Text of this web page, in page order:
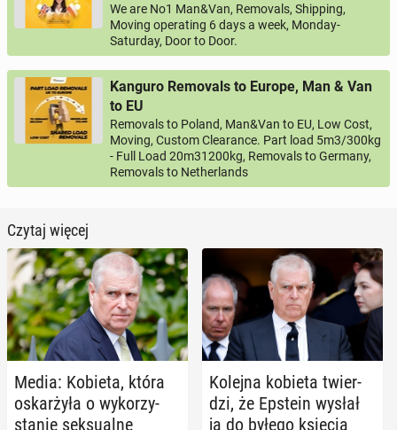
We are No1 Man&Van, Removals, Shipping,
Moving operating 6 days a week, Monday-
Saturday, Door to Door.
Kanguro Removals to Europe, Man & Van
to EU
Removals to Poland, Man&Van to EU, Low Cost,
Moving, Custom Clearance. Part load 5m3/300kg
- Full Load 20m31200kg, Removals to Germany,
Removals to Netherlands
Czytaj więcej
Media: Kobieta, która
oskar­ży­ła o wy­ko­rzy­
sta­nie sek­su­al­ne
Kolejna kobieta twier­
dzi, że Epstein wysłał
ją do byłego księcia